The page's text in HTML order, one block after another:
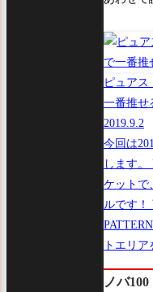
ピュアス
一番推せ
2019.9.2
今回は
します
ケットで
ルです！
トエリア
ノバ100